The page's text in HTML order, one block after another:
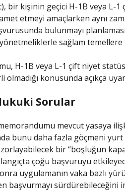
bir kişinin geçici H-1B veya L-1
etmeyi amaçlarken aynı
bulunmayı
yönetmeliklerle sağlam
H-1B veya L-1 çift niyet
olmadığı konusunda açıkça
Sorular
mevcut yasaya
bunu daha fazla göçmeni yurt
bir “boşluğun
çoğu başvuruyu
uygulamanın vaka bazlı
başvurmayı sürdürebileceğini